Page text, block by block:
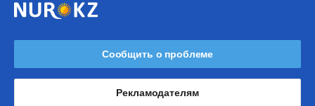
Сообщить о проблеме
Рекламодателям